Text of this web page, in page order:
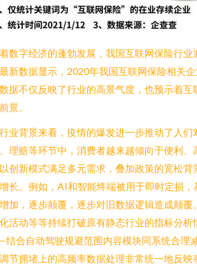
数字经济的蓬勃发展，我国互联网保险行
新数据显示，2020年我国互联网保险相关
据不仅反映了行业的高景气度，也预示着
景。
业背景来看，疫情的爆发进一步推动了人
理赔等环节中，消费者越来越倾向于便利
创新模式满足多元需求，叠加政策的宽松
长。例如，AI和智能终端被用于即时定损
加，逐步颠覆，逐步对旧数据逻辑造成颠覆
活动等等持续打破原有静态行业的指标分析
合自动驾驶规避范围内容模块同系统合理
节拥堵上的高频率数据处理非常统一地反